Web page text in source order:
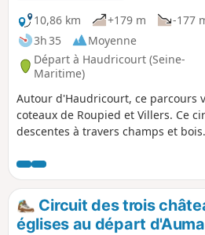
10,86 km
+179 m
-177
3h 35
Moyenne
Départ à Haudricourt (Seine-
Maritime)
Autour d'Haudricourt, ce parcours
coteaux de Roupied et Villers. Ce
descentes à travers champs et bois.
Circuit des trois
églises au départ